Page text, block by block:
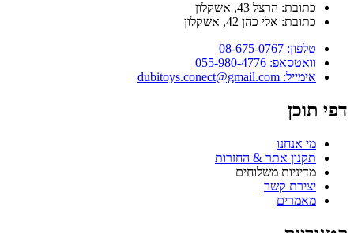
כתובת: הרצל 43, אשקלון
כתובת: אלי כהן 42, אשקלון
טלפון: 08-675-0767
וואטסאפ: 055-980-4776
אימייל: dubitoys.conect@gmail.com
תוכן
מי אנחנו
תקנון אתר & החזרות
מדיניות משלוחים
יצירת קשר
מאמרים